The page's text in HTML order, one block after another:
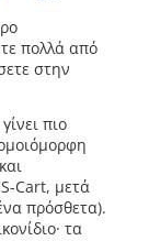
πολλά από
στην
πιο
Cart, μετά
πρόσθετα).
τα